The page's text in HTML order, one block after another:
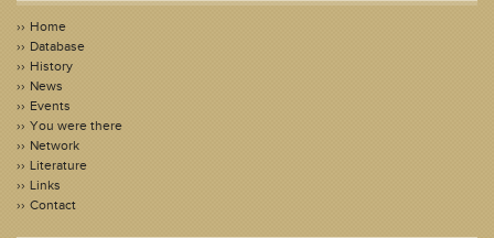
Home
Database
History
News
Events
You were there
Network
Literature
Links
Contact